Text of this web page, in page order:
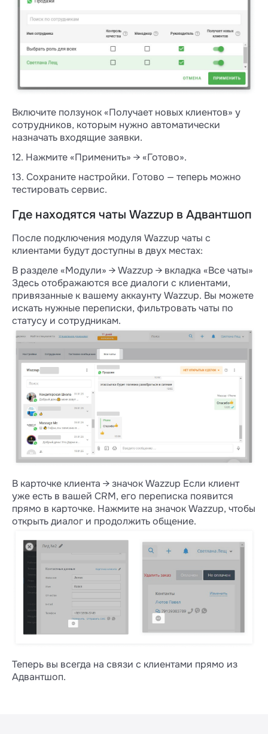
Включите ползунок «Получает новых клиентов» у
сотрудников, которым нужно автоматически
назначать входящие заявки.
12. Нажмите «Применить» → «Готово».
13. Сохраните настройки. Готово — теперь можно
тестировать сервис.
Где находятся чаты Wazzup в Адвантшоп
После подключения модуля Wazzup чаты с
клиентами будут доступны в двух местах:
В разделе «Модули» → Wazzup → вкладка «Все чаты»
Здесь отображаются все диалоги с клиентами,
привязанные к вашему аккаунту Wazzup. Вы можете
искать нужные переписки, фильтровать чаты по
статусу и сотрудникам.
В карточке клиента → значок Wazzup Если клиент
уже есть в вашей CRM, его переписка появится
прямо в карточке. Нажмите на значок Wazzup, чтобы
открыть диалог и продолжить общение.
Теперь вы всегда на связи с клиентами прямо из
Адвантшоп.